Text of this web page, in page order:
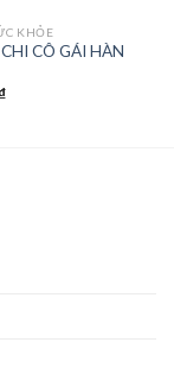
KHỎE
CÔ GÁI HÀN